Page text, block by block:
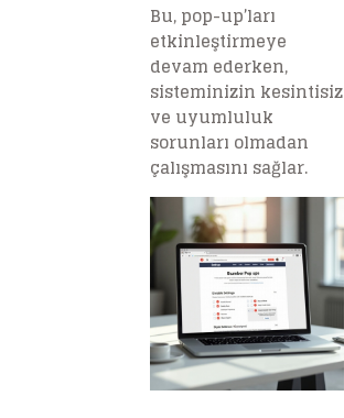
Bu, pop-up’ları
etkinleştirmeye
devam ederken,
sisteminizin kesintisiz
ve uyumluluk
sorunları olmadan
çalışmasını sağlar.